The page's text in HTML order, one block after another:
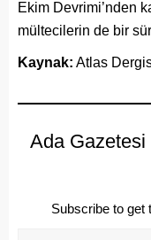
Ekim Devrimi’nden
mültecilerin de bir
Kaynak: Atlas
Ada
Subscribe to get